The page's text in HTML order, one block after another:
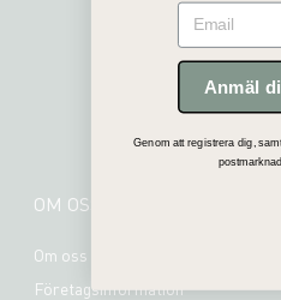
OM OSS
Om oss
Företagsinformation
Email
Anmäl
Genom att registrera dig,